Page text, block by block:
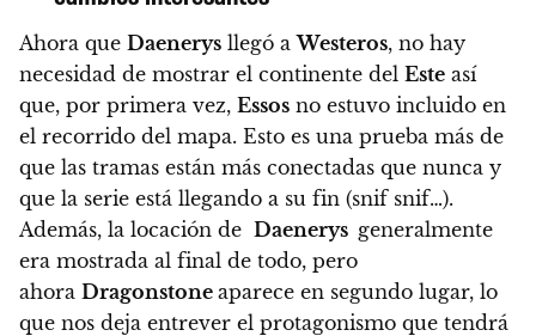
Ahora que Daenerys llegó aWesteros, no hay
necesidad de mostrar el continente del Este así
que, por primera vez, Essos no estuvo incluido en
el recorrido del mapa. Esto es una prueba más de
que las tramas están más conectadas que nunca y
que la serie está llegando a su fin (snif snif…).
Además, la locación de Daenerys generalmente
era mostrada al final de todo, pero
ahora Dragonstone aparece en segundo lugar, lo
que nos deja entrever el protagonismo que tendrá